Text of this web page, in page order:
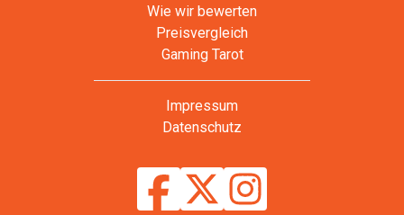
Wie wir bewerten
Preisvergleich
Gaming Tarot
Impressum
Datenschutz